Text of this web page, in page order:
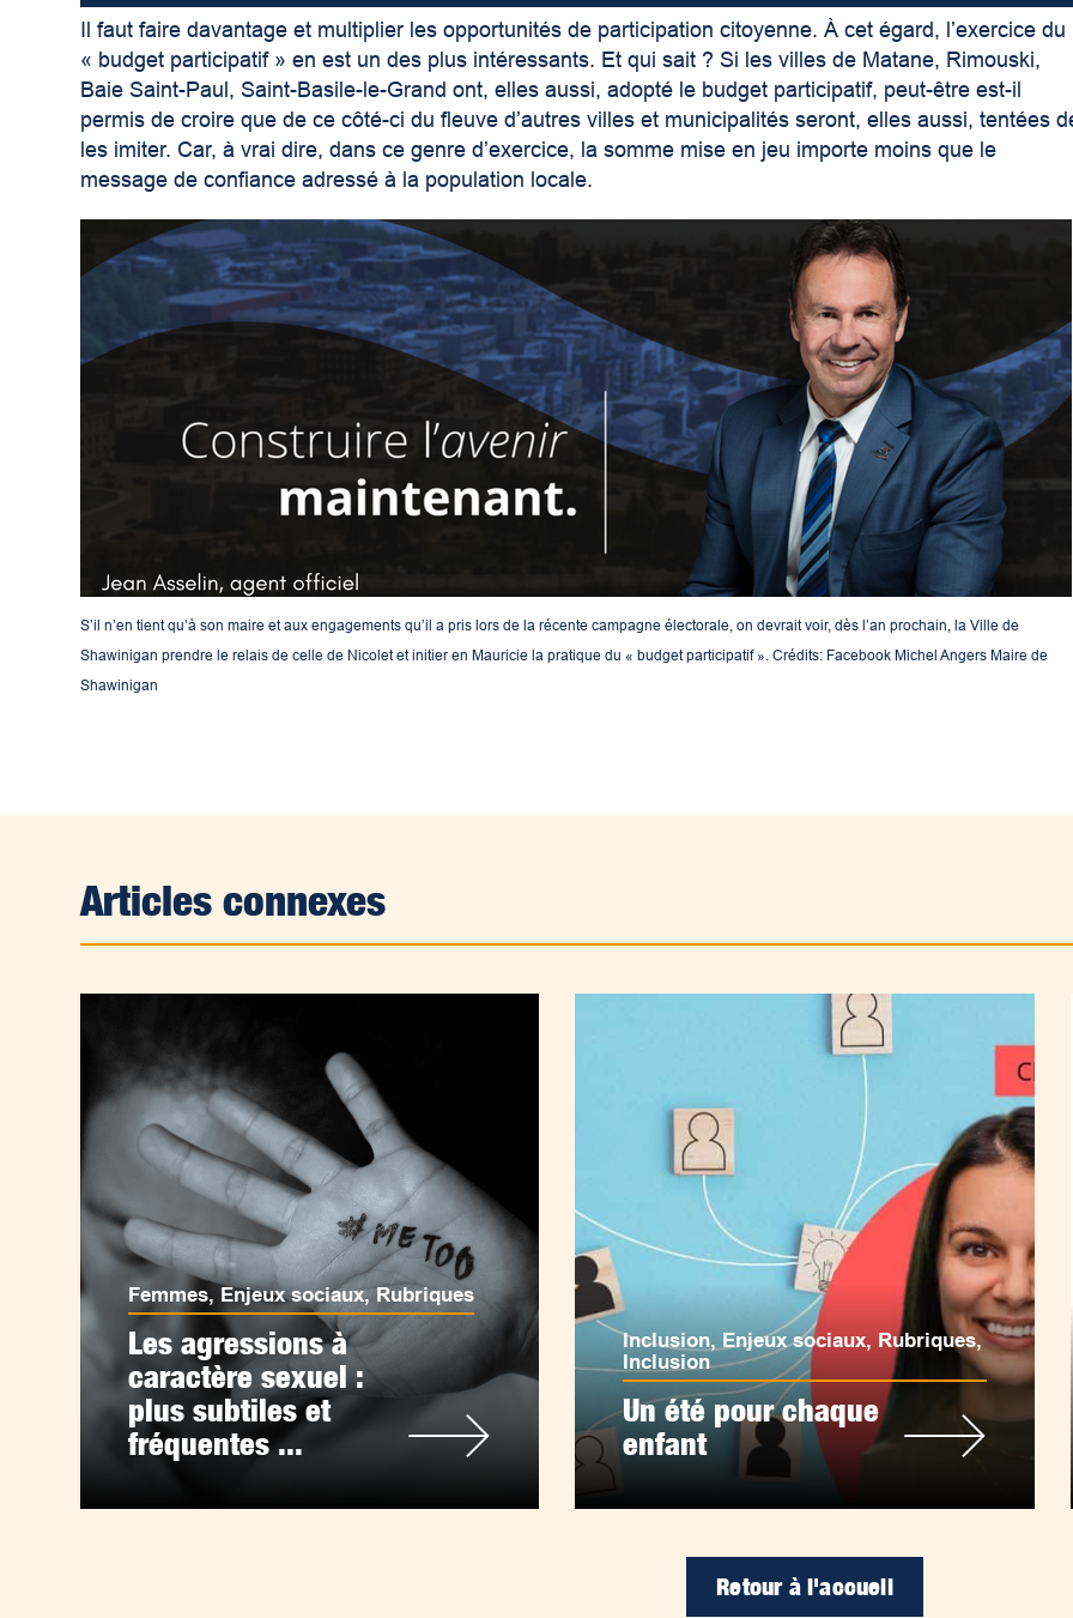
Il faut faire davantage et multiplier les opportunités de participation citoyenne. À cet égard, l’exercice du
« budget participatif » en est un des plus intéressants. Et qui sait ? Si les villes de Matane, Rimouski,
Baie Saint-Paul, Saint-Basile-le-Grand ont, elles aussi, adopté le budget participatif, peut-être est-il
permis de croire que de ce côté-ci du fleuve d’autres villes et municipalités seront, elles aussi, tentées
les imiter. Car, à vrai dire, dans ce genre d’exercice, la somme mise en jeu importe moins que le
message de confiance adressé à la population locale.
S’il n’en tient qu’à son maire et aux engagements qu’il a pris lors de la récente campagne électorale, on devrait voir, dès l’an prochain, la Ville de
Shawinigan prendre le relais de celle de Nicolet et initier en Mauricie la pratique du « budget participatif ». Crédits: Facebook Michel Angers Maire de
Shawinigan
Articles connexes
Femmes, Enjeux sociaux,Rubriques
Les agressions à
caractère sexuel :
plus subtiles et
fréquentes ...
Inclusion, Enjeux sociaux, Rubriques,
Inclusion
Un été pour chaque
enfant
Retour à l'accueil